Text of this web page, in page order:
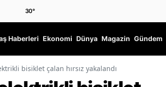
30°
Haberleri Ekonomi Dünya Magazin Gündem
bisiklet çalan hırsız yakalandı